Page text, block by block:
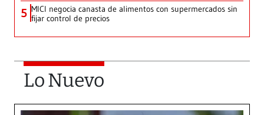
5 MICI negocia canasta de alimentos con supermercados sin
fijar control de precios
Lo Nuevo